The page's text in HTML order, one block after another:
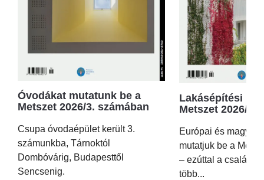
Óvodákat mutatunk be a
Metszet 2026/3. számában
Csupa óvodaépület került 3.
számunkba, Tárnoktól
Dombóvárig, Budapesttől
Sencsenig.
Lakásépítési
Metszet 2026/2.
Európai és magyar
mutatjuk be a
– ezúttal a családi
több...